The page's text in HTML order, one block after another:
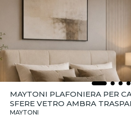
MAYTONI PLAFONIERA PER
SFERE VETRO AMBRA
MAYTONI